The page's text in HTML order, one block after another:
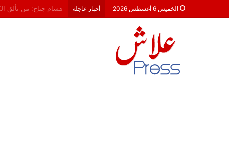
الخميس 6 أغسطس 2026 أخبار عاجلة معركة 23 شتنبر 2026: هل أصبحت الأحزاب السياسية مجرد محطات لـ “الترحال الانتخابي”؟